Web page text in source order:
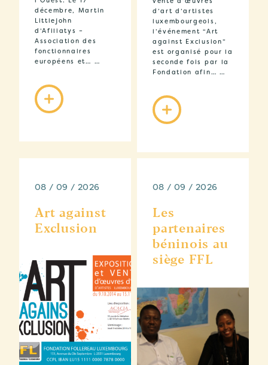
décembre, Martin
Littlejohn
d’Afiliatys –
Association des
fonctionnaires
européens et… …
d’art d’artistes
luxembourgeois,
l’événement “Art
against Exclusion”
est organisé pour la
seconde fois par la
Fondation afin… …
08 / 09 / 2026
Art against
Exclusion
08 / 09 / 2026
Les
partenaires
béninois au
siège FFL